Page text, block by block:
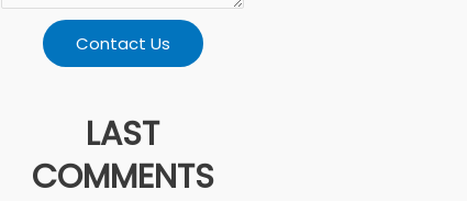
Contact Us
LAST
COMMENTS